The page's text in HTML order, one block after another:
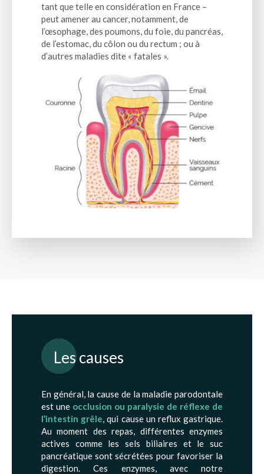
tant que telle en considération en France –
peut amener au cancer, notamment, de
l’œsophage, des poumons, du foie, du pancréas,
de l’estomac, du côlon ou du rectum ; ou à
d’autres maladies dite « fatales ».
Les causes
En général, la cause de la maladie parodontale
est une occlusion ou paralysie de réflexe de
l’intestin grêle, qui cause un reflux gastrique.
Au moment des repas, différentes enzymes
actives comme les sels biliaires et le suc
pancréatique sont sécrétées pour favoriser la
digestion. Ces enzymes, avec notre